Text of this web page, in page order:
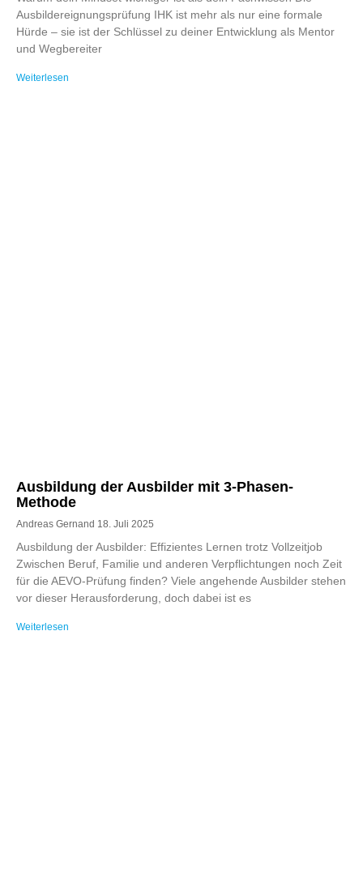
Ausbildereignungsprüfung IHK ist mehr als nur eine formale
Hürde – sie ist der Schlüssel zu deiner Entwicklung als Mentor
und Wegbereiter
Weiterlesen
Ausbildung der Ausbilder mit 3-Phasen-
Methode
Andreas Gernand 18. Juli 2025
Ausbildung der Ausbilder: Effizientes Lernen trotz Vollzeitjob
Zwischen Beruf, Familie und anderen Verpflichtungen noch Zeit
für die AEVO-Prüfung finden? Viele angehende Ausbilder stehen
vor dieser Herausforderung, doch dabei ist es
Weiterlesen